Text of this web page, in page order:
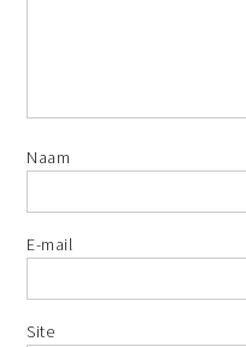
Naam
E-mail
Site